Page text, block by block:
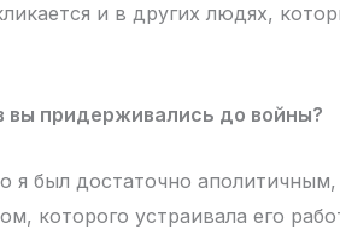
и в других людях,
вы придерживались до войны?
был достаточно аполитичным,
которого устраивала его